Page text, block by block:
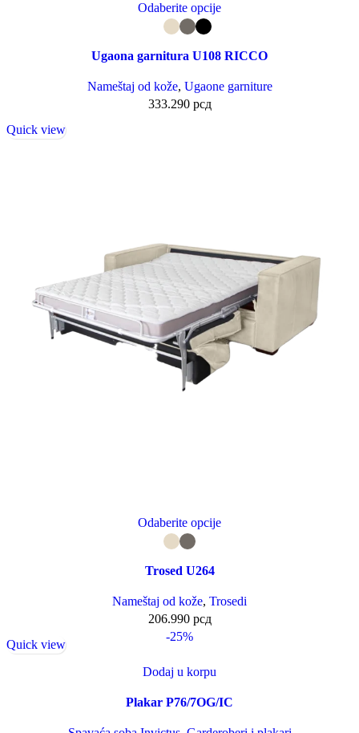
Odaberite opcije
Ugaona garnitura U108 RICCO
Nameštaj od kože, Ugaone garniture
333.290 рсд
Quick view
Odaberite opcije
Trosed U264
Nameštaj od kože, Trosedi
206.990 рсд
-25%
Quick view
Dodaj u korpu
Plakar P76/7OG/IC